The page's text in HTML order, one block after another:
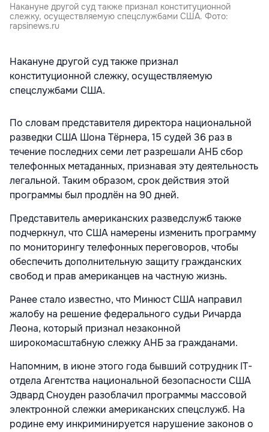
Накануне другой суд также признал конституционной
слежку, осуществляемую спецслужбами США. Фото:
rapsinews.ru
Накануне другой суд также признал
конституционной слежку, осуществляемую
спецслужбами США.
По словам представителя директора национальной
разведки США Шона Тёрнера, 15 судей 36 раз в
течение последних семи лет разрешали АНБ сбор
телефонных метаданных, признавая эту деятельность
легальной. Таким образом, срок действия этой
программы был продлён на 90 дней.
Представитель американских разведслужб также
подчеркнул, что США намерены изменить программу
по мониторингу телефонных переговоров, чтобы
обеспечить дополнительную защиту гражданских
свобод и прав американцев на частную жизнь.
Ранее стало известно, что Минюст США направил
жалобу на решение федерального судьи Ричарда
Леона, который признал незаконной
широкомасштабную слежку АНБ за гражданами.
Напомним, в июне этого года бывший сотрудник IT-
отдела Агентства национальной безопасности США
Эдвард Сноуден разоблачил программы массовой
электронной слежки американских спецслужб. На
родине ему инкриминируется нарушение законов о